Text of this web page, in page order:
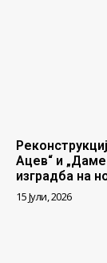
Ацев“ и „Даме
изградба на
15 Јули, 2026